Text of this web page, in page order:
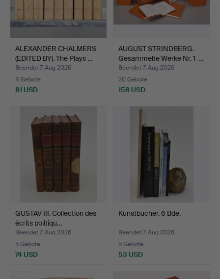
ALEXANDER CHALMERS
(EDITED BY). The Plays …
Beendet 7. Aug 2026
8 Gebote
81 USD
AUGUST STRINDBERG.
Gesammelte Werke Nr. 1-…
Beendet 7. Aug 2026
20 Gebote
158 USD
GUSTAV III. Collection des
écrits politiqu…
Beendet 7. Aug 2026
5 Gebote
74 USD
Kunstbücher. 6 Bde.
Beendet 7. Aug 2026
5 Gebote
53 USD